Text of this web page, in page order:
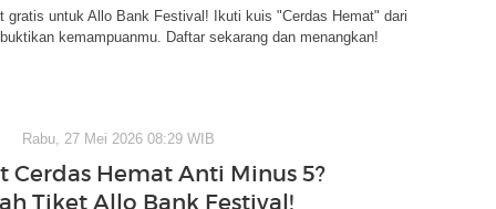
gratis untuk Allo Bank Festival! Ikuti kuis "Cerdas Hemat" dari
kemampuanmu. Daftar sekarang dan menangkan!
Rabu, 27 Mei 2026 08:29 WIB
Cerdas Hemat Anti Minus 5?
Tiket Allo Bank Festival!